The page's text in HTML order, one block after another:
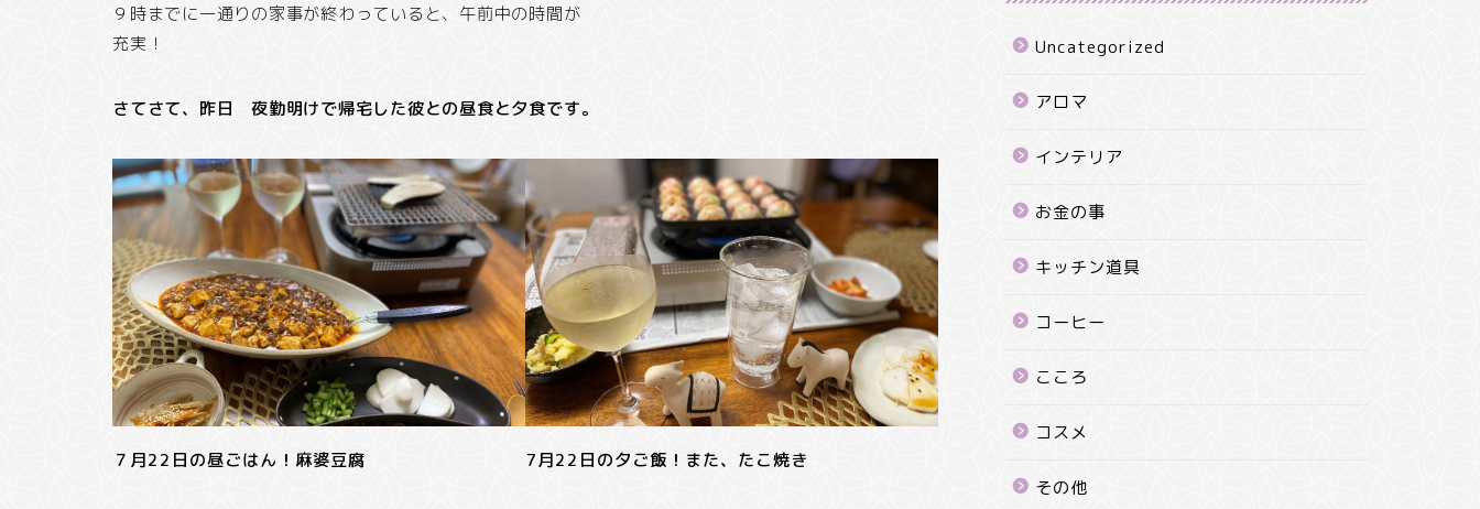
９時までに一通りの家事が終わっていると、午前中の時間が
充実！
さてさて、昨日 夜勤明けで帰宅した彼との昼食と夕食です。
７月22日の昼ごはん！麻婆豆腐 7月22日の夕ご飯！また、たこ焼き
Uncategorized
アロマ
インテリア
お金の事
キッチン道具
コーヒー
こころ
コスメ
その他